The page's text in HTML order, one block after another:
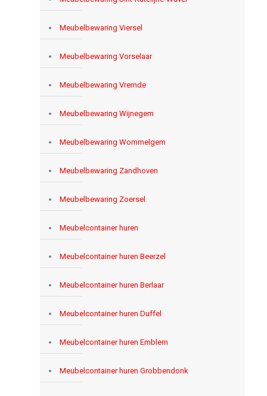
Meubelbewaring Viersel
Meubelbewaring Vorselaar
Meubelbewaring Vremde
Meubelbewaring Wijnegem
Meubelbewaring Wommelgem
Meubelbewaring Zandhoven
Meubelbewaring Zoersel
Meubelcontainer huren
Meubelcontainer huren Beerzel
Meubelcontainer huren Berlaar
Meubelcontainer huren Duffel
Meubelcontainer huren Emblem
Meubelcontainer huren Grobbendonk